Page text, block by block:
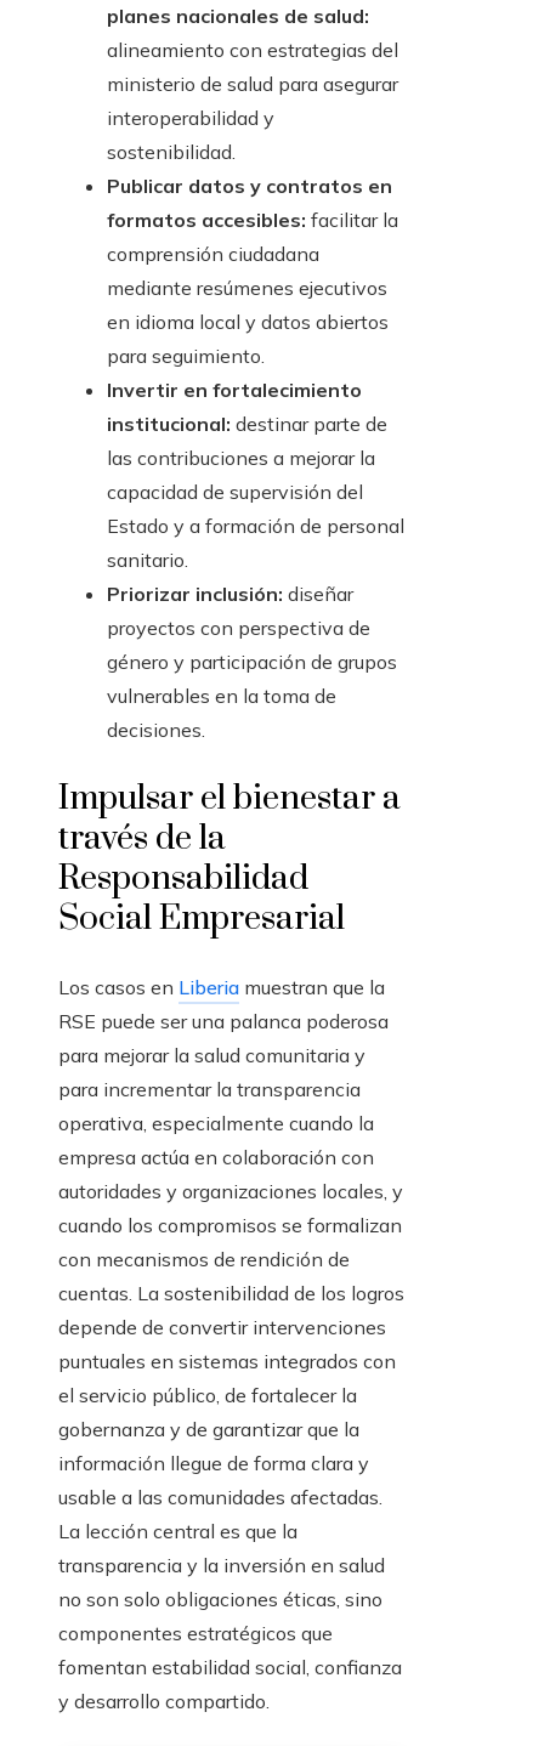
planes nacionales de salud:
alineamiento con estrategias del
ministerio de salud para asegurar
interoperabilidad y
sostenibilidad.
Publicar datos y contratos en
formatos accesibles: facilitar la
comprensión ciudadana
mediante resúmenes ejecutivos
en idioma local y datos abiertos
para seguimiento.
Invertir en fortalecimiento
institucional: destinar parte de
las contribuciones a mejorar la
capacidad de supervisión del
Estado y a formación de personal
sanitario.
Priorizar inclusión: diseñar
proyectos con perspectiva de
género y participación de grupos
vulnerables en la toma de
decisiones.
Impulsar el bienestar a
través de la
Responsabilidad
Social Empresarial
Los casos en Liberia muestran que la
RSE puede ser una palanca poderosa
para mejorar la salud comunitaria y
para incrementar la transparencia
operativa, especialmente cuando la
empresa actúa en colaboración con
autoridades y organizaciones locales, y
cuando los compromisos se formalizan
con mecanismos de rendición de
cuentas. La sostenibilidad de los logros
depende de convertir intervenciones
puntuales en sistemas integrados con
el servicio público, de fortalecer la
gobernanza y de garantizar que la
información llegue de forma clara y
usable a las comunidades afectadas.
La lección central es que la
transparencia y la inversión en salud
no son solo obligaciones éticas, sino
componentes estratégicos que
fomentan estabilidad social, confianza
y desarrollo compartido.